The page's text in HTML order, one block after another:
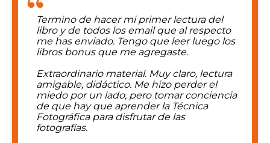
Termino de hacer mi primer lectura del
libro y de todos los email que al respecto
me has enviado. Tengo que leer luego los
libros bonus que me agregaste.
Extraordinario material. Muy claro, lectura
amigable, didáctico. Me hizo perder el
miedo por un lado, pero tomar conciencia
de que hay que aprender la Técnica
Fotográfica para disfrutar de las
fotografías.